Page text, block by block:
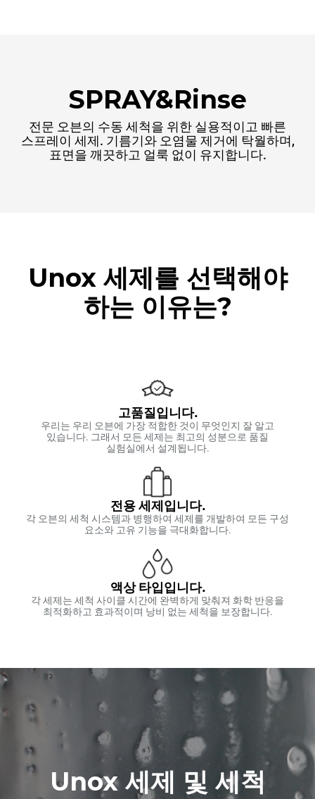
SPRAY&Rinse
전문 오븐의 수동 세척을 위한 실용적이고 빠른
스프레이 세제. 기름기와 오염물 제거에 탁월하며,
표면을 깨끗하고 얼룩 없이 유지합니다.
Unox 세제를 선택해야
하는 이유는?
고품질입니다.
우리는 우리 오븐에 가장 적합한 것이 무엇인지 잘 알고
있습니다. 그래서 모든 세제는 최고의 성분으로 품질
실험실에서 설계됩니다.
전용 세제입니다.
각 오븐의 세척 시스템과 병행하여 세제를 개발하여 모든 구성
요소와 고유 기능을 극대화합니다.
액상 타입입니다.
각 세제는 세척 사이클 시간에 완벽하게 맞춰져 화학 반응을
최적화하고 효과적이며 낭비 없는 세척을 보장합니다.
Unox 세제 및 세척